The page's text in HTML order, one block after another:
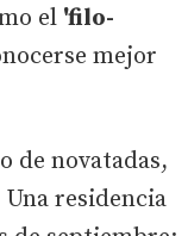
el 'filo-
mejor
de novatadas,
residencia